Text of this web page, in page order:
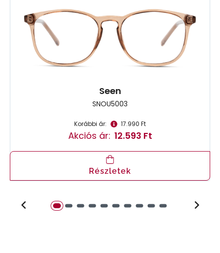
Seen
SNOU5003
Korábbi ár: 17.990 Ft
Akciós ár: 12.593 Ft
Részletek